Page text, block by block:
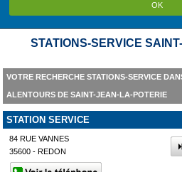
OK
STATIONS-SERVICE
VOTRE RECHERCHE STATIONS-SERVICE
ALENTOURS DE SAINT-JEAN-LA-POTERIE
STATION SERVICE
84 RUE VANNES
35600 - REDON